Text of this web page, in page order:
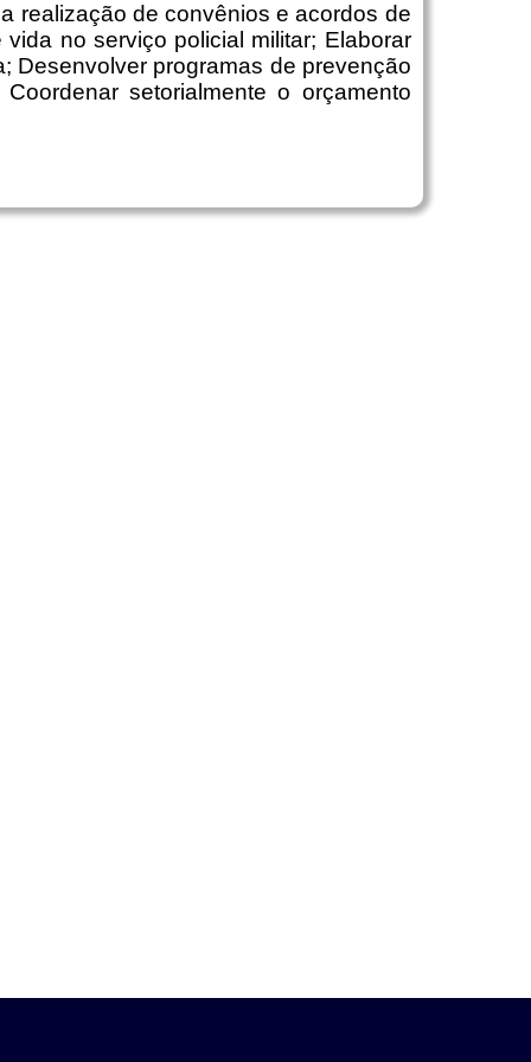
realização de convênios e acordos de
no serviço policial militar; Elaborar
Desenvolver programas de prevenção
setorialmente o orçamento